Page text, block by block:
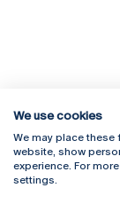
Rua Diogo
4169-005 Porto
+351 226 196 240
We use cookies
We may place
website, show
experience. For
settings.